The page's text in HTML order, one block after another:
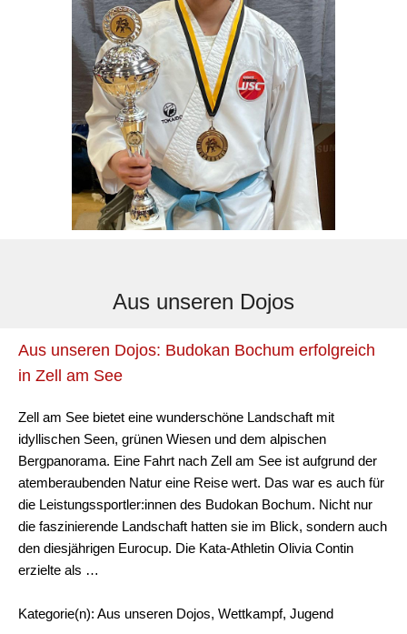
Aus unseren Dojos
Aus unseren Dojos: Budokan Bochum erfolgreich
in Zell am See
Zell am See bietet eine wunderschöne Landschaft mit
idyllischen Seen, grünen Wiesen und dem alpischen
Bergpanorama. Eine Fahrt nach Zell am See ist aufgrund der
atemberaubenden Natur eine Reise wert. Das war es auch für
die Leistungssportler:innen des Budokan Bochum. Nicht nur
die faszinierende Landschaft hatten sie im Blick, sondern auch
den diesjährigen Eurocup. Die Kata-Athletin Olivia Contin
erzielte als …
Kategorie(n): Aus unseren Dojos, Wettkampf, Jugend